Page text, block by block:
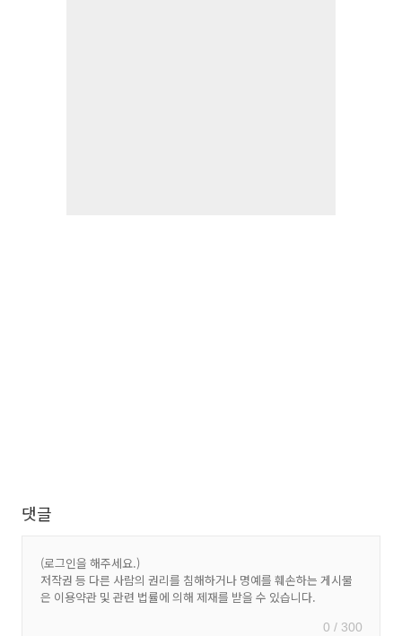
댓글
0 / 300